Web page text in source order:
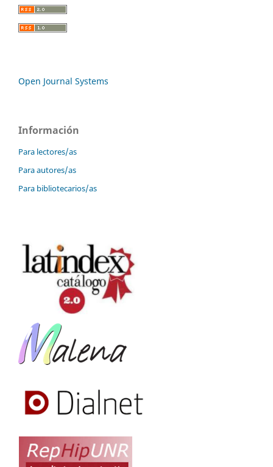
Open Journal Systems
Información
Para lectores/as
Para autores/as
Para bibliotecarios/as